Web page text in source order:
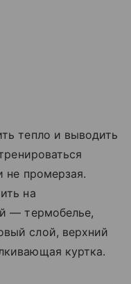
тепло и выводить
не промерзая.
на
— термобелье,
слой, верхний
куртка.